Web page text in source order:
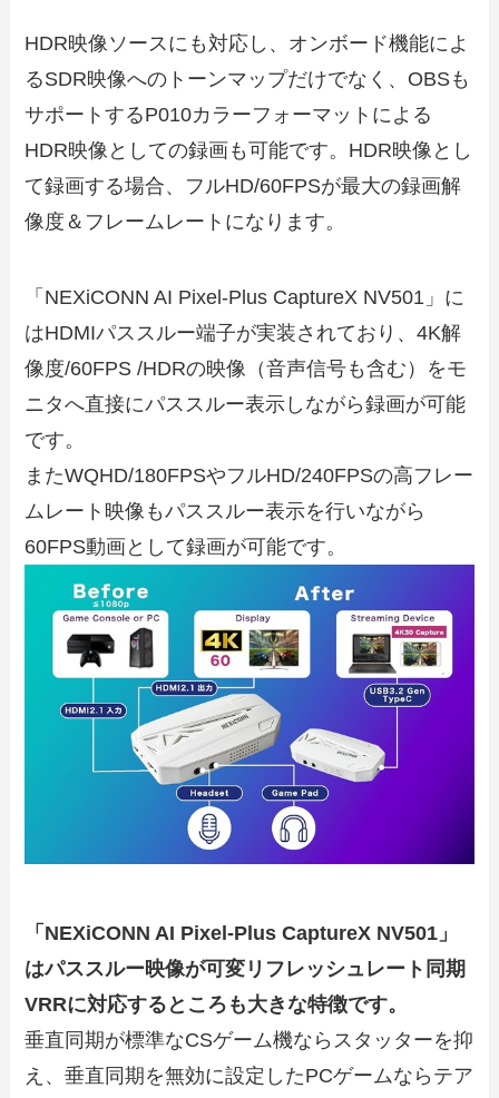
HDR映像ソースにも対応し、オンボード機能によ
るSDR映像へのトーンマップだけでなく、OBSも
サポートするP010カラーフォーマットによる
HDR映像としての録画も可能です。HDR映像とし
て録画する場合、フルHD/60FPSが最大の録画解
像度＆フレームレートになります。
「NEXiCONN AI Pixel-Plus CaptureX NV501」に
はHDMIパススルー端子が実装されており、4K解
像度/60FPS /HDRの映像（音声信号も含む）をモ
ニタへ直接にパススルー表示しながら録画が可能
です。
またWQHD/180FPSやフルHD/240FPSの高フレー
ムレート映像もパススルー表示を行いながら
60FPS動画として録画が可能です。
「NEXiCONN AI Pixel-Plus CaptureX NV501」
はパススルー映像が可変リフレッシュレート同期
VRRに対応するところも大きな特徴です。
垂直同期が標準なCSゲーム機ならスタッターを抑
え、垂直同期を無効に設定したPCゲームならテア